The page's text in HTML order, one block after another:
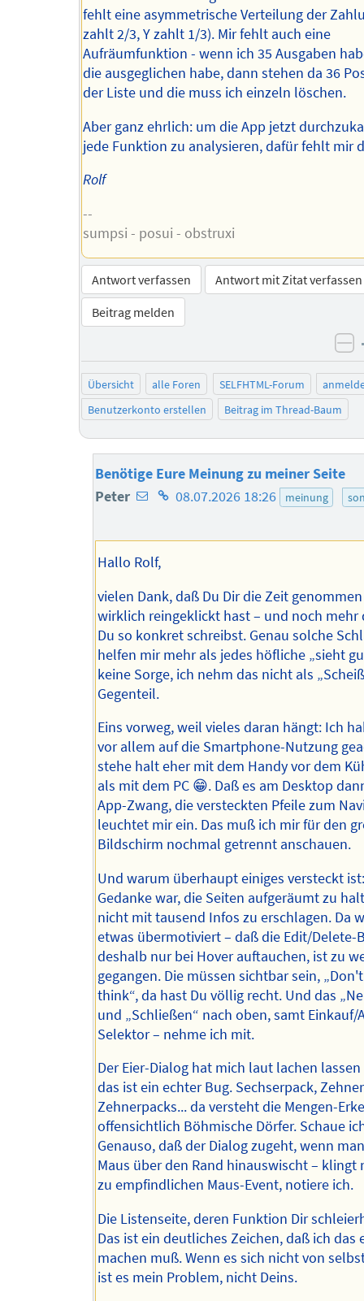
fehlt eine asymmetrische Verteilung der
zahlt 2/3, Y zahlt 1/3). Mir fehlt auch eine
Aufräumfunktion - wenn ich 35 Ausgaben
die ausgeglichen habe, dann stehen da 36
der Liste und die muss ich einzeln löschen.
Aber ganz ehrlich: um die App jetzt
jede Funktion zu analysieren, dafür fehlt mir
Rolf
--
sumpsi - posui - obstruxi
Antwort verfassen
Antwort mit Zitat verfassen
Beitrag melden
Übersicht alle Foren SELFHTML-Forum
Benutzerkonto erstellen
Beitrag im Thread-Baum
Benötige Eure Meinung zu meiner Seite
Peter E-
Adresse
des
Autors
Homepage
Autors
08.07.2026 18:26 meinung
Hallo Rolf,
vielen Dank, daß Du Dir die Zeit
wirklich reingeklickt hast – und noch mehr
Du so konkret schreibst. Genau solche
helfen mir mehr als jedes höfliche „sieht
keine Sorge, ich nehm das nicht als
Gegenteil.
Eins vorweg, weil vieles daran hängt: Ich
vor allem auf die Smartphone-Nutzung
stehe halt eher mit dem Handy vor dem
als mit dem PC 😁. Daß es am Desktop
App-Zwang, die versteckten Pfeile zum
leuchtet mir ein. Das muß ich mir für den
Bildschirm nochmal getrennt anschauen.
Und warum überhaupt einiges versteckt
Gedanke war, die Seiten aufgeräumt zu
nicht mit tausend Infos zu erschlagen. Da
etwas übermotiviert – daß die Edit/Delete-
deshalb nur bei Hover auftauchen, ist zu
gegangen. Die müssen sichtbar sein,
think“, da hast Du völlig recht. Und das
und „Schließen“ nach oben, samt Einkauf/
Selektor – nehme ich mit.
Der Eier-Dialog hat mich laut lachen lassen
das ist ein echter Bug. Sechserpack,
Zehnerpacks... da versteht die Mengen-
offensichtlich Böhmische Dörfer. Schaue
Genauso, daß der Dialog zugeht, wenn
Maus über den Rand hinauswischt – klingt
zu empfindlichen Maus-Event, notiere ich.
Die Listenseite, deren Funktion Dir
Das ist ein deutliches Zeichen, daß ich das
machen muß. Wenn es sich nicht von
ist es mein Problem, nicht Deins.